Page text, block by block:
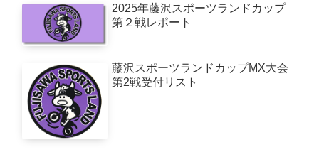
2025年藤沢スポーツランドカップ
第２戦レポート
藤沢スポーツランドカップMX大会
第2戦受付リスト